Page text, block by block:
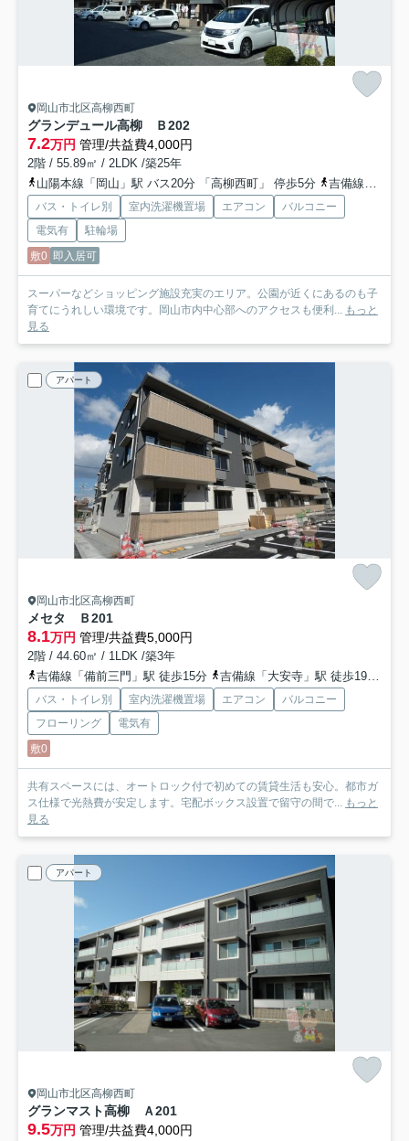
岡山市北区高柳西町
グランデュール高柳 Ｂ202
7.2万円 管理/共益費4,000円
2階 / 55.89㎡ / 2LDK /築25年
山陽本線「岡山」駅 バス20分 「高柳西町」 停歩5分
吉備線「備前三門」駅 徒歩14分
バス・トイレ別 室内洗濯機置場 エアコン
バルコニー
電気有
駐輪場
敷0 即入居可
スーパーなどショッピング施設充実のエリア。公園が近くにあるのも子
育てにうれしい環境です。岡山市内中心部へのアクセスも便利... もっと
見る
アパート
岡山市北区高柳西町
メセタ Ｂ201
8.1万円 管理/共益費5,000円
2階 / 44.60㎡ / 1LDK /築3年
吉備線「備前三門」駅 徒歩15分
吉備線「大安寺」駅 徒歩19分
バス・トイレ別 室内洗濯機置場 エアコン
バルコニー
フローリング
電気有
敷0
共有スペースには、オートロック付で初めての賃貸生活も安心。都市ガ
ス仕様で光熱費が安定します。宅配ボックス設置で留守の間で... もっと
見る
アパート
岡山市北区高柳西町
グランマスト高柳 Ａ201
9.5万円 管理/共益費4,000円